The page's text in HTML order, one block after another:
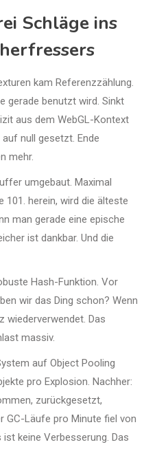
Schläge ins
kam Referenzzählung.
gerade benutzt wird. Sinkt
aus dem WebGL-Kontext
null gesetzt. Ende
mehr.
umgebaut. Maximal
101. herein, wird die älteste
man gerade eine epische
ist dankbar. Und die
Hash-Funktion. Vor
wir das Ding schon? Wenn
wiederverwendet. Das
massiv.
auf Object Pooling
pro Explosion. Nachher:
zurückgesetzt,
GC-Läufe pro Minute fiel von
keine Verbesserung. Das